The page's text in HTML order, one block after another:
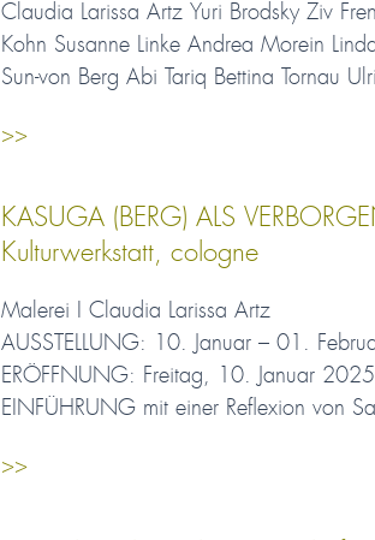
Claudia Larissa Artz Yuri Brodsky Ziv
Kohn Susanne Linke Andrea Morein
Sun-von Berg Abi Tariq Bettina Tornau
>>
KASUGA (BERG) ALS
Kulturwerkstatt, cologne
Malerei I Claudia Larissa Artz
AUSSTELLUNG: 10. Januar – 01.
ERÖFFNUNG: Freitag, 10. Januar
EINFÜHRUNG mit einer Reflexion von
>>